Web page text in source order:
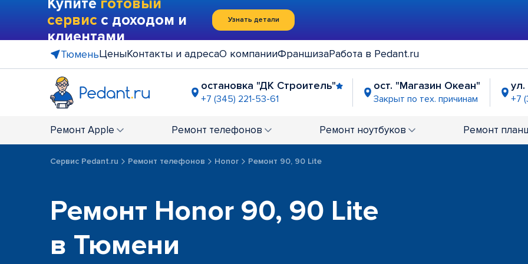
Купите готовый
сервис с доходом и
клиентами
Узнать детали
ТюменьЦеныКонтакты и адресаО компанииФраншизаРабота в Pedant.ru
остановка "ДК Строитель"
+7 (345) 221-53-61
ост. "Магазин Океан"
Закрыт по тех. причинам
ул.
+7
Закрыт по тех. причинам Закрыт по тех. причинам
ТЦ "Гудвин"
+7 (3452) 66-74-99
Ремонт Apple Ремонт телефонов Ремонт ноутбуков Ремонт
Сервис Pedant.ru Ремонт телефонов Honor Ремонт 90, 90 Lite
Ремонт Honor 90, 90 Lite
в Тюмени